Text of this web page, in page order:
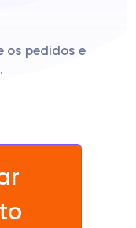
os pedidos e